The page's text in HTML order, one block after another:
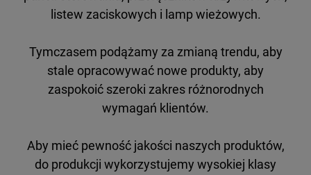
listew zaciskowych i lamp wieżowych.
Tymczasem podążamy za zmianą trendu, aby
stale opracowywać nowe produkty, aby
zaspokoić szeroki zakres różnorodnych
wymagań klientów.
Aby mieć pewność jakości naszych produktów,
do produkcji wykorzystujemy wysokiej klasy